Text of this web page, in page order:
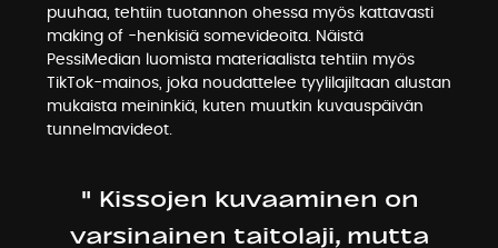
puuhaa, tehtiin tuotannon ohessa myös kattavasti
making of -henkisiä somevideoita. Näistä
PessiMedian luomista materiaalista tehtiin myös
TikTok-mainos, joka noudattelee tyylilajiltaan alustan
mukaista meininkiä, kuten muutkin kuvauspäivän
tunnelmavideot.
" Kissojen kuvaaminen on
varsinainen taitolaji, mutta